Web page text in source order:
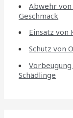
Abwehr von
Geschmack
Einsatz von
Schutz von
Schädlinge